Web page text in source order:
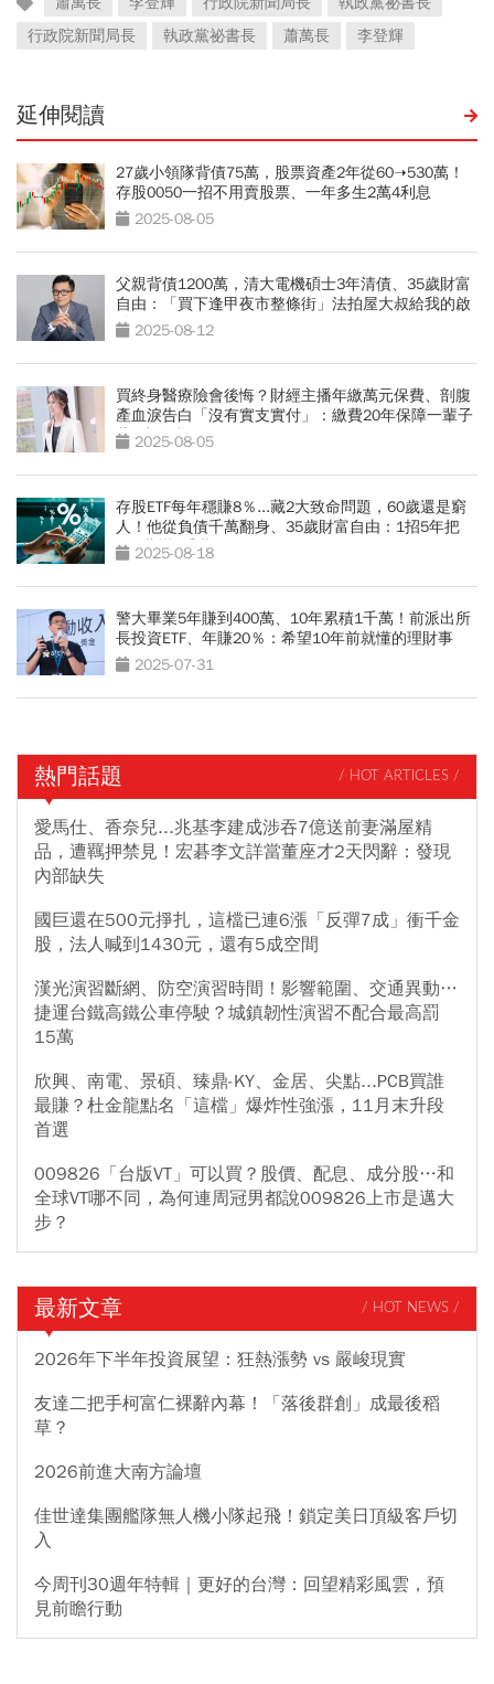
行政院新聞局長
執政黨祕書長 蕭萬長 李登輝
延伸閱讀
27歲小領隊背債75萬，股票資產2年從60➝530萬！
存股0050一招不用賣股票、一年多生2萬4利息
2025-08-05
父親背債1200萬，清大電機碩士3年清債、35歲財富
自由：「買下逢甲夜市整條街」法拍屋大叔給我的啟
發 2025-08-12
買終身醫療險會後悔？財經主播年繳萬元保費、剖腹
產血淚告白「沒有實支實付」：繳費20年保障一輩子
藏5大陷阱
2025-08-05
存股ETF每年穩賺8％...藏2大致命問題，60歲還是窮
人！他從負債千萬翻身、35歲財富自由：1招5年把
100萬變1千萬
2025-08-18
警大畢業5年賺到400萬、10年累積1千萬！前派出所
長投資ETF、年賺20％：希望10年前就懂的理財事
2025-07-31
熱門話題 / HOT ARTICLES /
愛馬仕、香奈兒...兆基李建成涉吞7億送前妻滿屋精
品，遭羈押禁見！宏碁李文詳當董座才2天閃辭：發現
內部缺失
國巨還在500元掙扎，這檔已連6漲「反彈7成」衝千金
股，法人喊到1430元，還有5成空間
漢光演習斷網、防空演習時間！影響範圍、交通異動…
捷運台鐵高鐵公車停駛？城鎮韌性演習不配合最高罰
15萬
欣興、南電、景碩、臻鼎-KY、金居、尖點...PCB買誰
最賺？杜金龍點名「這檔」爆炸性強漲，11月末升段
首選
009826「台版VT」可以買？股價、配息、成分股…和
全球VT哪不同，為何連周冠男都說009826上市是邁大
步？
最新文章 / HOT NEWS /
2026年下半年投資展望：狂熱漲勢 vs 嚴峻現實
友達二把手柯富仁裸辭內幕！「落後群創」成最後稻
草？
2026前進大南方論壇
佳世達集團艦隊無人機小隊起飛！鎖定美日頂級客戶切
入
今周刊30週年特輯｜更好的台灣：回望精彩風雲，預
見前瞻行動